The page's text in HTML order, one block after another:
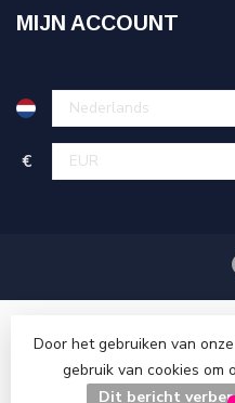
MIJN ACCOUNT
€
© Copyright
Door het gebruiken van
gebruik van cookies om
Dit bericht